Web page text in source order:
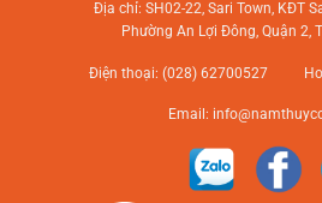
Địa chỉ: SH02-22, Sari Town, KĐT
Phường An Lợi Đông, Quận 2,
Điện thoại: (028) 62700527
Email: